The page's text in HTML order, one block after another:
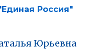
Россия"
Юрьевна